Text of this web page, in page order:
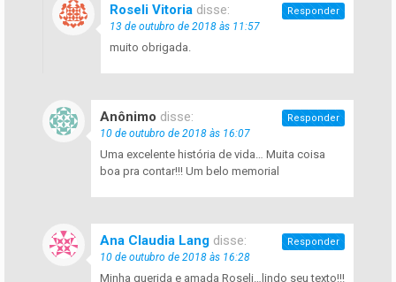
Roseli Vitoria disse:
13 de outubro de 2018 às 11:57
muito obrigada.
Responder
Anônimo disse:
10 de outubro de 2018 às 16:07
Uma excelente história de vida… Muita coisa
boa pra contar!!! Um belo memorial
Responder
Ana Claudia Lang disse:
10 de outubro de 2018 às 16:28
Minha querida e amada Roseli…lindo seu texto!!!
Responder